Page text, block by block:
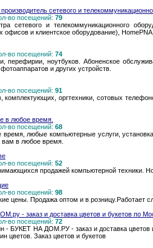
сетевого и
во посещений: 79
сетевого и телекоммуникационного
офисов и клиентское оборудование),
во посещений: 74
перефирии, ноутбуков. Абоненское
и других устройств.
во посещений: 91
комплектующих, оргтехники, сотовых
в любое время.
во посещений: 68
любые компьютерные услуги,
вам в любое время.
во посещений: 52
продажей компьютерной техники.
во посещений: 98
цены. Продажа оптом и в розницу.Работает
- заказ и доставка цветов и букетов по
во посещений: 72
- БУКЕТ НА ДОМ.РУ - заказ и доставка цветов
цветов. Заказ цветов и букетов